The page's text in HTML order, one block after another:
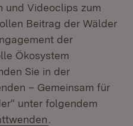
und Videoclips zum
Beitrag der Wälder
der
Ökosystem
Sie in der
– Gemeinsam für
unter folgendem